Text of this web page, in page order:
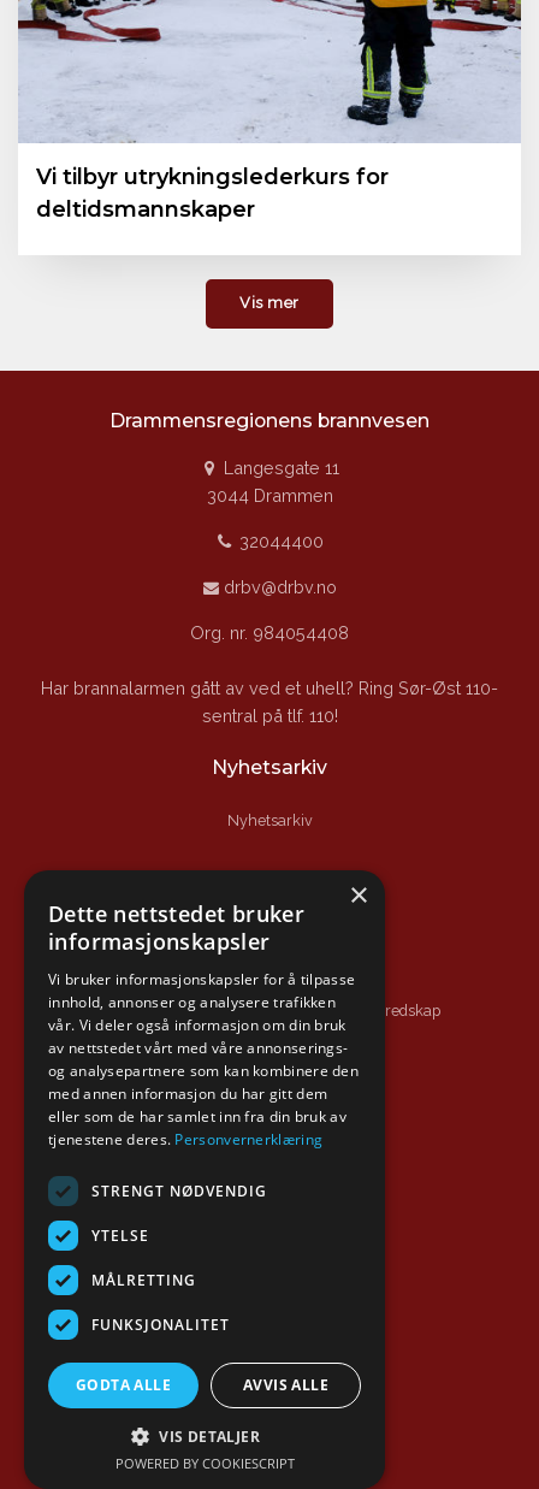
Vi tilbyr utrykningslederkurs for
deltidsmannskaper
Vis mer
Drammensregionens brannvesen
Langesgate 11
3044 Drammen
32044400
drbv@drbv.no
Org. nr. 984054408
Har brannalarmen gått av ved et uhell? Ring Sør-Øst 110-
sentral på tlf. 110!
Nyhetsarkiv
Nyhetsarkiv
Nyttige lenker
Branntips.no
Sikker hverdag
Direktoratet for samfunnssikkerhet og beredskap
Sør-Øst 110-sentral
Brannvernforeningen
Om nettsiden
Personvernerklæring
Redegjørelse aktsomhet
×
Dette nettstedet bruker
informasjonskapsler
Vi bruker informasjonskapsler for å tilpasse
innhold, annonser og analysere trafikken
vår. Vi deler også informasjon om din bruk
av nettstedet vårt med våre annonserings-
og analysepartnere som kan kombinere den
med annen informasjon du har gitt dem
eller som de har samlet inn fra din bruk av
tjenestene deres. Personvernerklæring
STRENGT NØDVENDIG
YTELSE
MÅLRETTING
FUNKSJONALITET
GODTA ALLE AVVIS ALLE
VIS DETALJER
POWERED BY COOKIESCRIPT